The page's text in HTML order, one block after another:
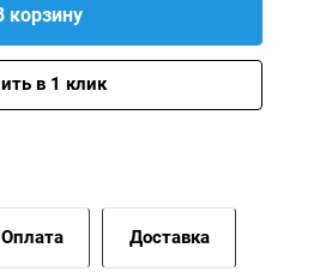
корзину
в 1 клик
Оплата Доставка